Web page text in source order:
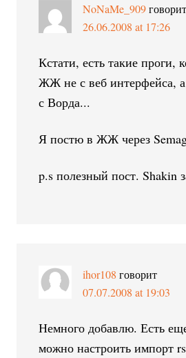
NoNaMe_909 говорит
26.06.2008 at 17:26
Кстати, есть такие проги,
ЖЖ не с веб интерфейса,
с Ворда...
Я постю в ЖЖ через
p.s полезный пост. Shakin
ihor108 говорит
07.07.2008 at 19:03
Немного добавлю. Есть
можно настроить импорт